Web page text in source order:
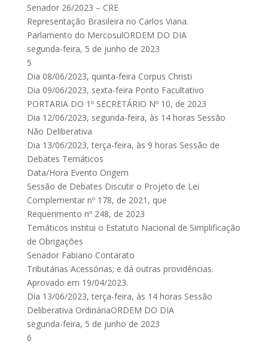
Senador 26/2023 – CRE
Representação Brasileira no Carlos Viana.
Parlamento do MercosulORDEM DO DIA
segunda-feira, 5 de junho de 2023
5
Dia 08/06/2023, quinta-feira Corpus Christi
Dia 09/06/2023, sexta-feira Ponto Facultativo
PORTARIA DO 1º SECRETÁRIO Nº 10, de 2023
Dia 12/06/2023, segunda-feira, às 14 horas Sessão
Não Deliberativa
Dia 13/06/2023, terça-feira, às 9 horas Sessão de
Debates Temáticos
Data/Hora Evento Origem
Sessão de Debates Discutir o Projeto de Lei
Complementar nº 178, de 2021, que
Requerimento nº 248, de 2023
Temáticos institui o Estatuto Nacional de Simplificação
de Obrigações
Senador Fabiano Contarato
Tributárias Acessórias; e dá outras providências.
Aprovado em 19/04/2023.
Dia 13/06/2023, terça-feira, às 14 horas Sessão
Deliberativa OrdináriaORDEM DO DIA
segunda-feira, 5 de junho de 2023
6